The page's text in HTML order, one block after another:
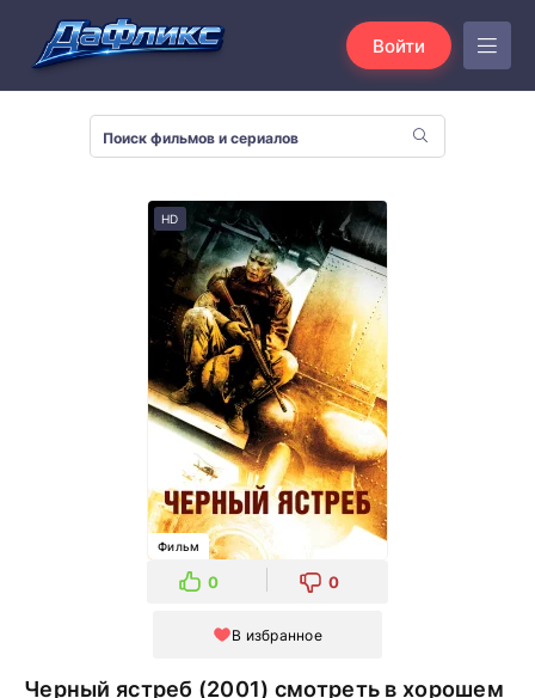
Войти
HD
Фильм
0 0
В избранное
Черный ястреб (2001) смотреть в хорошем